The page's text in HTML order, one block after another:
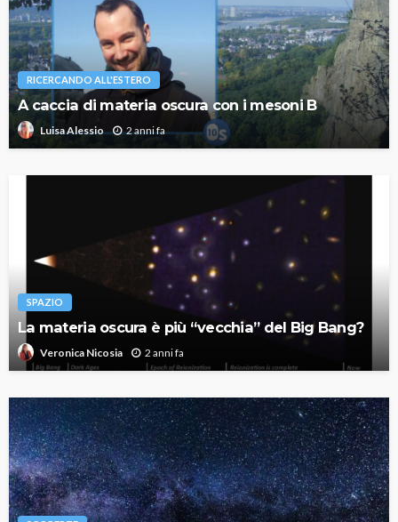
RICERCANDO ALL'ESTERO
A caccia di materia oscura con i mesoni B
Luisa Alessio 2 anni fa
SPAZIO
La materia oscura è più “vecchia” del Big Bang?
Veronica Nicosia 2 anni fa